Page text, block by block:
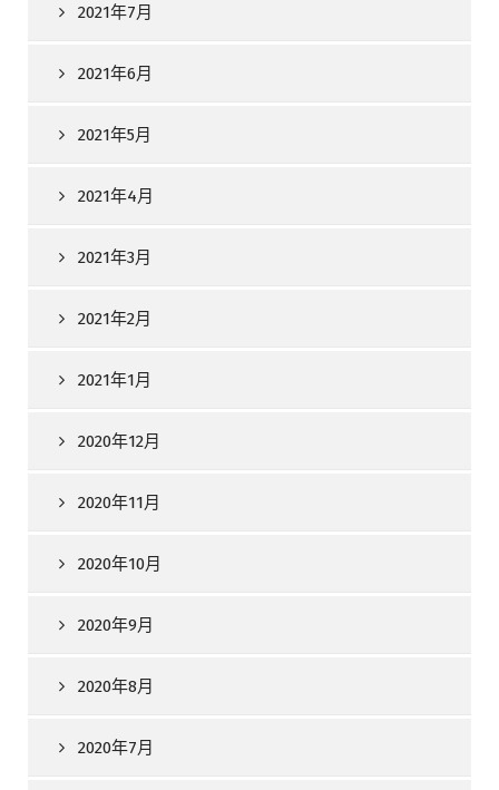
2021年7月
2021年6月
2021年5月
2021年4月
2021年3月
2021年2月
2021年1月
2020年12月
2020年11月
2020年10月
2020年9月
2020年8月
2020年7月